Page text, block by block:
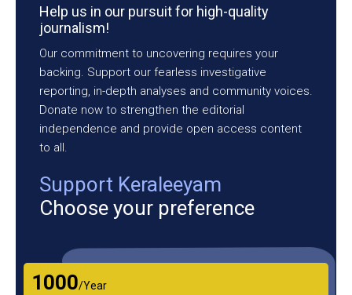
Help us in our pursuit for high-quality
journalism!
Our commitment to uncovering requires your
backing. Support our fearless investigative
reporting, in-depth analyses and community voices.
Donate now to strengthen the editorial
independence and provide open access content
to all.
Support Keraleeyam
Choose your preference
₹1000/Year